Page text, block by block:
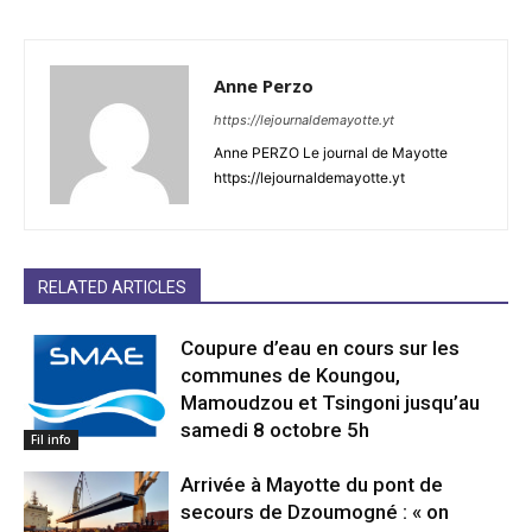
Anne Perzo
https://lejournaldemayotte.yt
Anne PERZO Le journal de Mayotte
https://lejournaldemayotte.yt
RELATED ARTICLES
Fil info
Coupure d’eau en cours sur les
communes de Koungou,
Mamoudzou et Tsingoni jusqu’au
samedi 8 octobre 5h
Arrivée à Mayotte du pont de
secours de Dzoumogné : « on